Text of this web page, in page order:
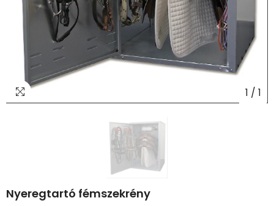
1 / 1
Nyeregtartó fémszekrény